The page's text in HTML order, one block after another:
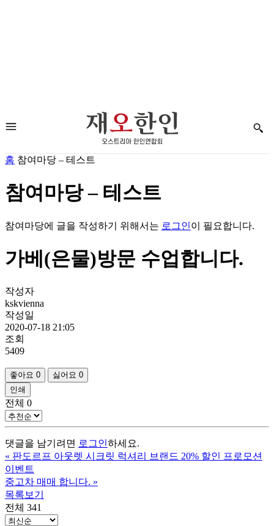
홈 참여마당 – 테스트
참여마당 – 테스트
참여마당에 글을 작성하기 위해서는 로그인이 필요합니다.
가베(은물)방문 수업합니다.
작성자
kskvienna
작성일
2020-07-18 21:05
조회
5409
좋아요 0 싫어요 0
인쇄
전체 0
댓글을 남기려면 로그인하세요.
« 판도르프 아웃렛 시크릿 럭셔리 브랜드 20% 할인 프로모션
이벤트
중고차 매매 합니다. »
목록보기
전체 341